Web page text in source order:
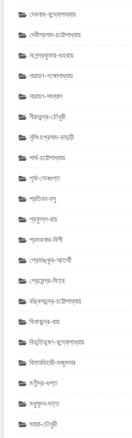
দেবনাথ-বন্দ্যোপাধ্যায়
দেবীপ্রসাদ-চট্টোপাধ্যায়
নগেন্দ্রকুমার-গুহরায়
নারায়ণ-গঙ্গোপাধ্যায়
নারায়ণ-সান্যাল
নীরদচন্দ্র-চৌধুরী
নৃসিংহপ্রসাদ-ভাদুড়ী
পার্থ-চট্টোপাধ্যায়
পূর্বা-সেনগুপ্ত
প্রতিভা-বসু
প্রফুল্ল-রায়
প্রমথনাথ-বিশী
প্রেমাঙ্কুর-আতর্থী
প্রেমেন্দ্র-মিত্র
বঙ্কিমচন্দ্র-চট্টোপাধ্যায়
বিধানচন্দ্র-রায়
বিভূতিভূষণ-বন্দ্যোপাধ্যায়
বিমানবিহারী-মজুমদার
মণীন্দ্র-গুপ্ত
মধুসূদন-দত্ত
মহুয়া-চৌধুরী